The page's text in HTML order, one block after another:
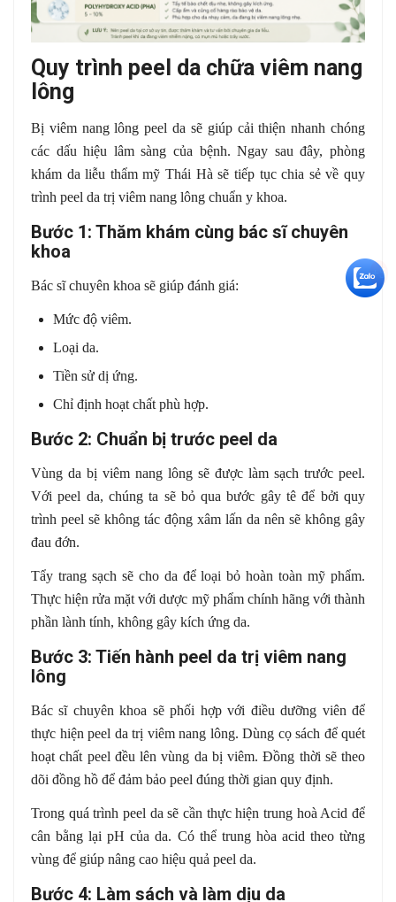
Quy trình peel da chữa viêm nang
lông
Bị viêm nang lông peel da sẽ giúp cải thiện nhanh chóng
các dấu hiệu lâm sàng của bệnh. Ngay sau đây, phòng
khám da liễu thẩm mỹ Thái Hà sẽ tiếp tục chia sẻ về quy
trình peel da trị viêm nang lông chuẩn y khoa.
Bước 1: Thăm khám cùng bác sĩ chuyên
khoa
Bác sĩ chuyên khoa sẽ giúp đánh giá:
Mức độ viêm.
Loại da.
Tiền sử dị ứng.
Chỉ định hoạt chất phù hợp.
Bước 2: Chuẩn bị trước peel da
Vùng da bị viêm nang lông sẽ được làm sạch trước peel.
Với peel da, chúng ta sẽ bỏ qua bước gây tê để bởi quy
trình peel sẽ không tác động xâm lấn da nên sẽ không gây
đau đớn.
Tẩy trang sạch sẽ cho da để loại bỏ hoàn toàn mỹ phẩm.
Thực hiện rửa mặt với dược mỹ phẩm chính hãng với thành
phần lành tính, không gây kích ứng da.
Bước 3: Tiến hành peel da trị viêm nang
lông
Bác sĩ chuyên khoa sẽ phối hợp với điều dưỡng viên để
thực hiện peel da trị viêm nang lông. Dùng cọ sách để quét
hoạt chất peel đều lên vùng da bị viêm. Đồng thời sẽ theo
dõi đồng hồ để đảm bảo peel đúng thời gian quy định.
Trong quá trình peel da sẽ cần thực hiện trung hoà Acid để
cân bằng lại pH của da. Có thể trung hòa acid theo từng
vùng để giúp nâng cao hiệu quả peel da.
Bước 4: Làm sách và làm dịu da
+5